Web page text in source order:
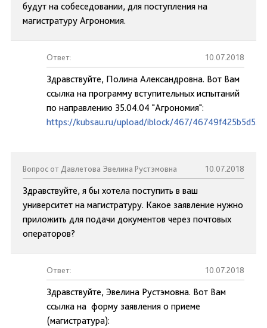
будут на собеседовании, для поступления на
магистратуру Агрономия.
Ответ: 10.07.2018
Здравствуйте, Полина Александровна. Вот Вам
ссылка на программу вступительных испытаний
по направлению 35.04.04 "Агрономия":
https://kubsau.ru/upload/iblock/467/
Вопрос от Давлетова Эвелина Рустэмовна 10.07.2018
Здравствуйте, я бы хотела поступить в ваш
университет на магистратуру. Какое заявление нужно
приложить для подачи документов через почтовых
операторов?
Ответ: 10.07.2018
Здравствуйте, Эвелина Рустэмовна. Вот Вам
ссылка на форму заявления о приеме
(магистратура):